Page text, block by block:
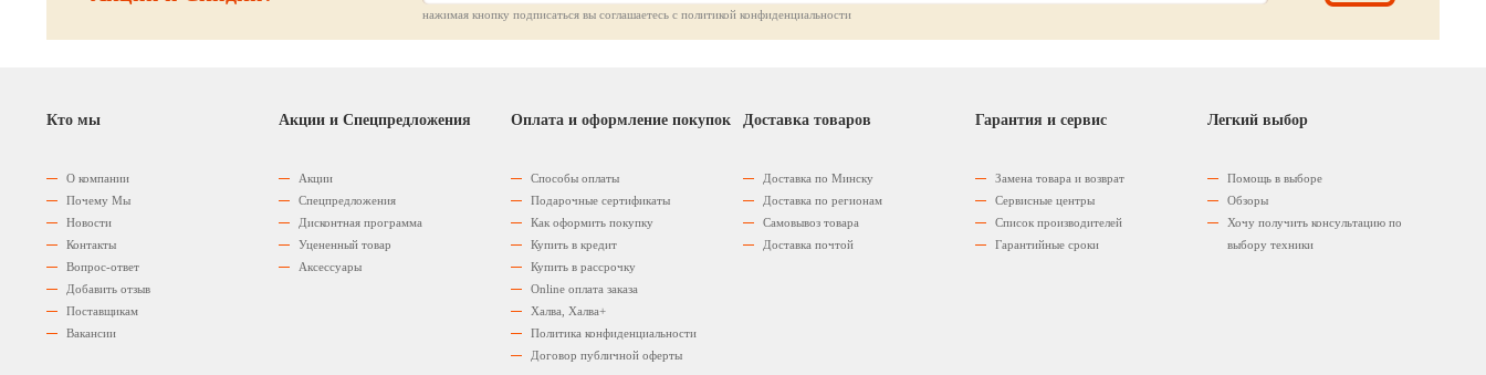
нажимая кнопку подписаться вы соглашаетесь с политикой конфиденциальности
Кто мы
О компании
Почему Мы
Новости
Контакты
Вопрос-ответ
Добавить отзыв
Поставщикам
Вакансии
Акции и Спецпредложения
Акции
Спецпредложения
Дисконтная программа
Уцененный товар
Аксессуары
Оплата и оформление покупок
Способы оплаты
Подарочные сертификаты
Как оформить покупку
Купить в кредит
Купить в рассрочку
Оnline оплата заказа
Халва, Халва+
Политика конфиденциальности
Договор публичной оферты
Доставка товаров
Доставка по Минску
Доставка по регионам
Самовывоз товара
Доставка почтой
Гарантия и сервис
Замена товара и возврат
Сервисные центры
Список производителей
Гарантийные сроки
Легкий выбор
Помощь в выборе
Обзоры
Хочу получить консультацию по
выбору техники